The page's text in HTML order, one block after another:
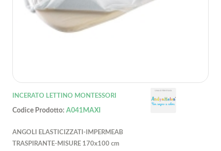
INCERATO LETTINO MONTESSORI
Codice Prodotto: A041MAXI
ANGOLI ELASTICIZZATI-IMPERMEAB
TRASPIRANTE-MISURE 170x100 cm